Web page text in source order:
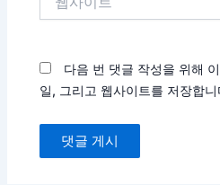
다음 번 댓글 작성을 위해
일, 그리고 웹사이트를 저장합니